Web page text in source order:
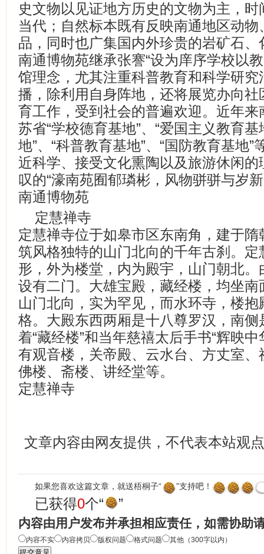
史文物以见证地方历史的文物为主，
当代；自然标本既有反映南通地区动
品，同时也广集国内外珍贵的岩矿石
南通博物苑继承张謇“设为庠序学校以
馆理念，尤其注重科普教育和科学研
播，除利用自身阵地，还将展览办向
育工作，受到社会的普遍欢迎。近年
苏省“学校德育基地”、“爱国主义教育
地”、“科普教育基地”、“国防教育基地
近科学、接受文化熏陶以及旅游休闲
叹的“濠南苑囿郁璘彬，风物骈骈与岁
南通博物苑
定慧禅寺
定慧禅寺位于如皋市区东南角，建于
筑风格独特的山门北向的千年古刹。
形，外为楼堂，内为殿宇，山门朝北
设有二门。大雄宝殿，藏经楼，均坐
山门北向，实为罕见，而水环寺，楼
格。大殿东西两厢是十八尊罗汉，南侧
着“藏经楼”和当年慈禧太后手书“辉映
有观音楼，关帝殿、云水台、方丈室
佛楼、斋楼、讲经堂等。
定慧禅寺
文章内容由网友提供，不代表本站观点
如果您喜欢这篇文章，就送梧桐子“ ”支持吧！
已获得0个“ ”
内容由用户发布并承担相应责任，如需协助
内容不实 内容拷贝 版权问题 格式问题 其他（300字以内）